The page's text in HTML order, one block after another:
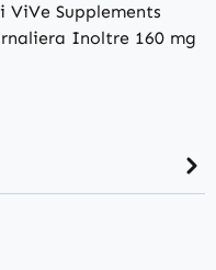
Supplements
Inoltre 160 mg